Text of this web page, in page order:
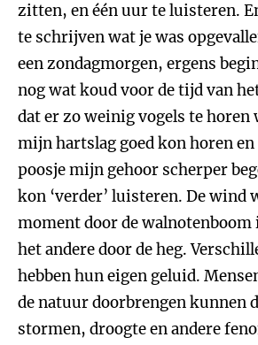
zitten, en één uur te luisteren.
te schrijven wat je was
een zondagmorgen, ergens
nog wat koud voor de tijd van
dat er zo weinig vogels te horen
mijn hartslag goed kon horen en
poosje mijn gehoor scherper
kon ‘verder’ luisteren. De wind
moment door de walnotenboom
het andere door de heg.
hebben hun eigen geluid.
de natuur doorbrengen kunnen
stormen, droogte en andere